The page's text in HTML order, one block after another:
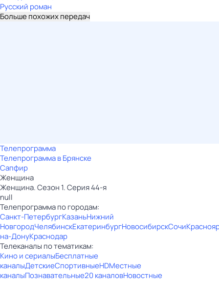
Русский роман
Больше похожих передач
Телепрограмма
Телепрограмма в Брянске
Сапфир
Женщина
Женщина. Сезон 1. Серия 44-я
null
Телепрограмма по городам:
Санкт-ПетербургКазаньНижний
НовгородЧелябинскЕкатеринбургНовосибирскСочи
на-ДонуКраснодар
Телеканалы по тематикам:
Кино и сериалыБесплатные
каналыДетскиеСпортивныеHDМестные
каналыПознавательные20 каналовНовостные